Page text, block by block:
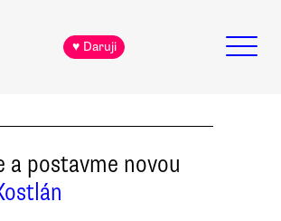
♥ Daruji
a postavme novou